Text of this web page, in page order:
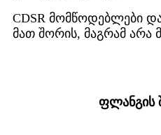
CDSR მომწოდებლები
მათ შორის, მაგრამ
ფლანგის